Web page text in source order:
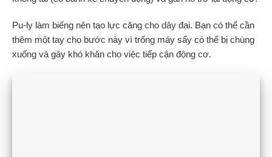
Pu-ly làm biếng nên tạo lực căng cho dây đai. Bạn có thể cần
thêm một tay cho bước này vì trống máy sấy có thể bị chùng
xuống và gây khó khăn cho việc tiếp cận động cơ.